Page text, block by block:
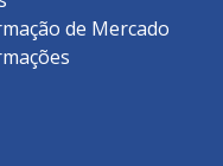
de Mercado